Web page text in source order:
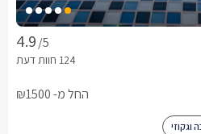
/5
החל מ- ₪1500
וגקוזי